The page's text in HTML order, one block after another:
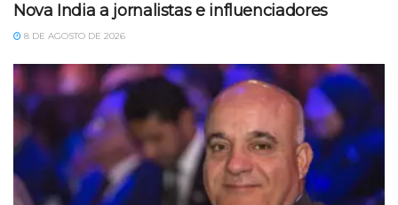
Nova India a jornalistas e influenciadores
8 DE AGOSTO DE 2026